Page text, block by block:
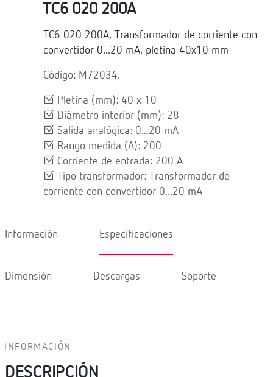
TC6 020 200A
TC6 020 200A, Transformador de corriente con
convertidor 0...20 mA, pletina 40x10 mm
Código: M72034.
Pletina (mm): 40 x 10
Diámetro interior (mm): 28
Salida analógica: 0...20 mA
Rango medida (A): 200
Corriente de entrada: 200 A
Tipo transformador: Transformador de
corriente con convertidor 0...20 mA
Información Especificaciones
Dimensión Descargas Soporte
INFORMACIÓN
DESCRIPCIÓN